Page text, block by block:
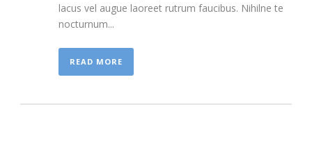
lacus vel augue laoreet rutrum faucibus. Nihilne te
nocturnum...
READ MORE